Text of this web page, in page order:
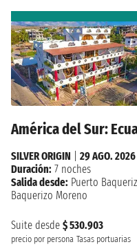
América del Sur:
Suite desde $ 530.903
precio por persona Tasas portuarias
SILVER ORIGIN
29 AGO. 2026
Duración: 7 noches
Salida desde: Puerto
Baquerizo Moreno